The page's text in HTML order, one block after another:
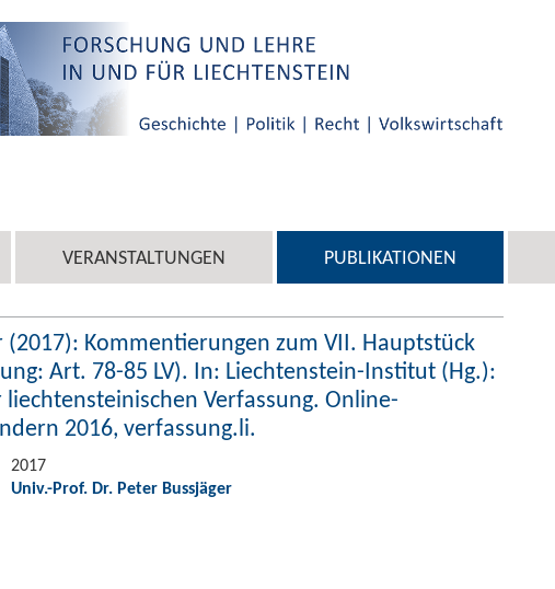
VERANSTALTUNGEN PUBLIKATIONEN
(2017): Kommentierungen zum VII. Hauptstück
Art. 78-85 LV). In: Liechtenstein-Institut (Hg.):
Verfassung. Online-
2016, verfassung.li.
2017
Univ.-Prof. Dr. Peter Bussjäger